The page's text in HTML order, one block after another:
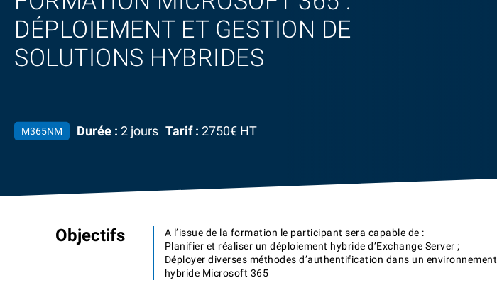
DÉPLOIEMENT ET GESTION DE
SOLUTIONS HYBRIDES
M365NM Durée : 2 jours Tarif : 2750€ HT
Objectifs
A l’issue de la formation le participant sera capable de :
Planifier et réaliser un déploiement hybride d’Exchange Server ;
Déployer diverses méthodes d’authentification dans un environnement
hybride Microsoft 365